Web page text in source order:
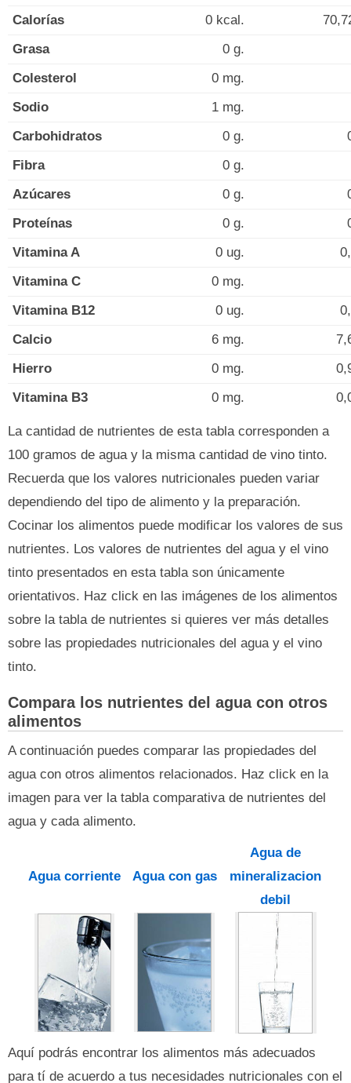
Calorías 0 kcal.
Grasa
0 g.
Colesterol
0 mg.
Sodio
1 mg.
Carbohidratos
0 g.
Fibra
0 g.
Azúcares
0 g.
Proteínas
0 g.
Vitamina A
0 ug.
Vitamina C
0 mg.
Vitamina B12
0 ug.
Calcio
6 mg.
Hierro
0 mg.
Vitamina B3
0 mg.
La cantidad de nutrientes de esta tabla corresponden a
100 gramos de agua y la misma cantidad de vino tinto.
Recuerda que los valores nutricionales pueden variar
dependiendo del tipo de alimento y la preparación.
Cocinar los alimentos puede modificar los valores de sus
nutrientes. Los valores de nutrientes del agua y el vino
tinto presentados en esta tabla son únicamente
orientativos. Haz click en las imágenes de los alimentos
sobre la tabla de nutrientes si quieres ver más detalles
sobre las propiedades nutricionales del agua y el vino
tinto.
Compara los nutrientes del agua con otros
alimentos
A continuación puedes comparar las propiedades del
agua con otros alimentos relacionados. Haz click en la
imagen para ver la tabla comparativa de nutrientes del
agua y cada alimento.
Agua corriente Agua con gas
Agua de
mineralizacion
debil
Aquí podrás encontrar los alimentos más adecuados
para tí de acuerdo a tus necesidades nutricionales con el